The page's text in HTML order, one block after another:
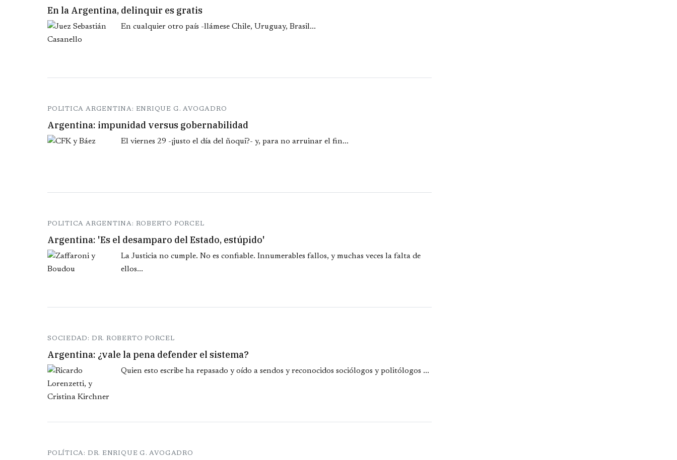
En la Argentina, delinquir es gratis
En cualquier otro país -llámese Chile, Uruguay, Brasil...
POLITICA ARGENTINA: ENRIQUE G. AVOGADRO
Argentina: impunidad versus gobernabilidad
El viernes 29 -¡justo el día del ñoqui?- y, para no arruinar el fin...
POLITICA ARGENTINA: ROBERTO PORCEL
Argentina: 'Es el desamparo del Estado, estúpido'
La Justicia no cumple. No es confiable. Innumerables fallos, y muchas veces la falta de
ellos...
SOCIEDAD: DR. ROBERTO PORCEL
Argentina: ¿vale la pena defender el sistema?
Quien esto escribe ha repasado y oído a sendos y reconocidos sociólogos y politólogos ...
POLÍTICA: DR. ENRIQUE G. AVOGADRO